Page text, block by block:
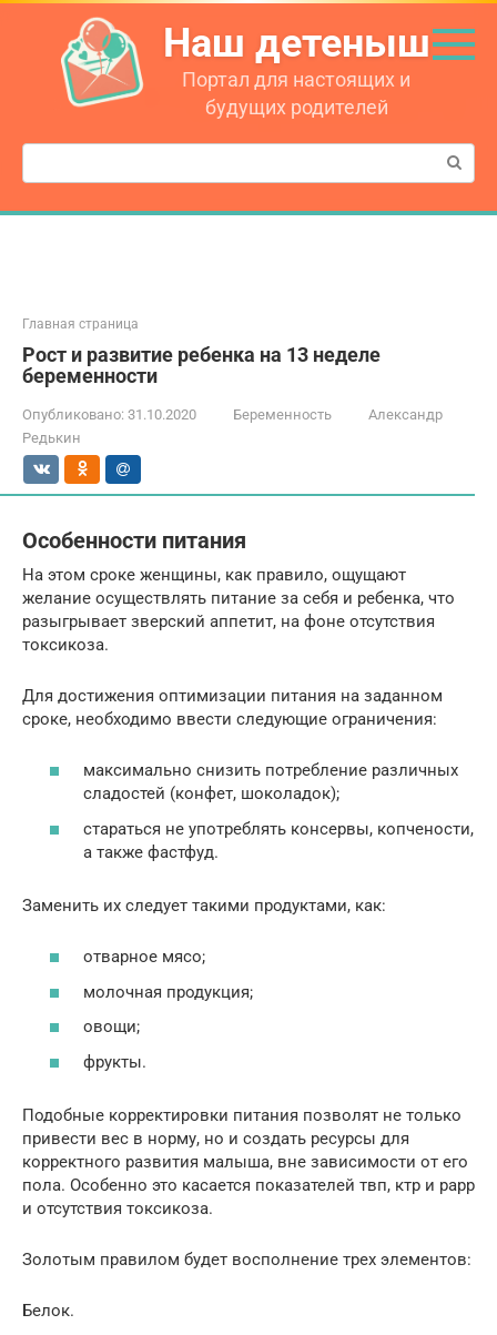
Перейти
контенту
Наш детеныш
Портал для настоящих и
будущих родителей
Поиск:
Главная страница
Рост и развитие ребенка на 13 неделе
беременности
Опубликовано: 31.10.2020 Беременность
Александр
Редькин
Особенности питания
На этом сроке женщины, как правило, ощущают
желание осуществлять питание за себя и ребенка, что
разыгрывает зверский аппетит, на фоне отсутствия
токсикоза.
Для достижения оптимизации питания на заданном
сроке, необходимо ввести следующие ограничения:
максимально снизить потребление различных
сладостей (конфет, шоколадок);
стараться не употреблять консервы, копчености,
а также фастфуд.
Заменить их следует такими продуктами, как:
отварное мясо;
молочная продукция;
овощи;
фрукты.
Подобные корректировки питания позволят не только
привести вес в норму, но и создать ресурсы для
корректного развития малыша, вне зависимости от его
пола. Особенно это касается показателей твп, ктр и рарр
и отсутствия токсикоза.
Золотым правилом будет восполнение трех элементов:
Белок.